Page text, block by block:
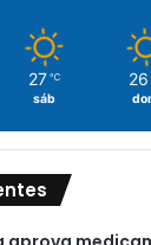
27 ℃
sáb
26